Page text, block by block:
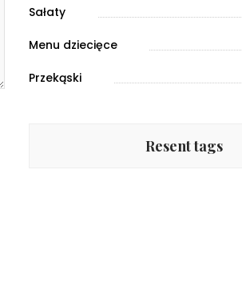
Sałaty
Menu dziecięce
Przekąski
Resent tags